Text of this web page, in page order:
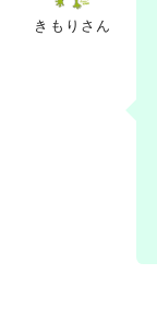
きもりさん